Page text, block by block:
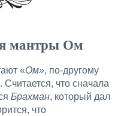
мантры Ом
«Ом», по-другому
Считается, что сначала
Брахман, который дал
что